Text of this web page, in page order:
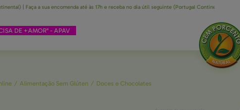
| Faça a sua encomenda até às 17h e receba no dia útil seguinte (Portugal Continental)
DE +AMOR" - APAV
/ Alimentação Sem Glúten / Doces e Chocolates